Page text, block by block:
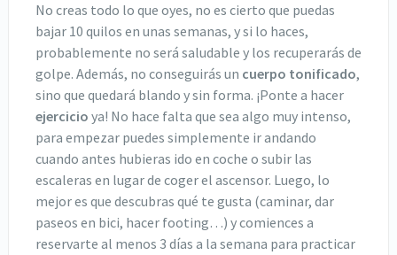
No creas todo lo que oyes, no es cierto que puedas
bajar 10 quilos en unas semanas, y si lo haces,
probablemente no será saludable y los recuperarás de
golpe. Además, no conseguirás un cuerpo tonificado,
sino que quedará blando y sin forma. ¡Ponte a hacer
ejercicio ya! No hace falta que sea algo muy intenso,
para empezar puedes simplemente ir andando
cuando antes hubieras ido en coche o subir las
escaleras en lugar de coger el ascensor. Luego, lo
mejor es que descubras qué te gusta (caminar, dar
paseos en bici, hacer footing…) y comiences a
reservarte al menos 3 días a la semana para practicar